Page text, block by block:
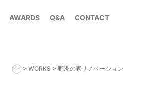
AWARDS Q&A CONTACT
> WORKS > 野洲の家リノベーション